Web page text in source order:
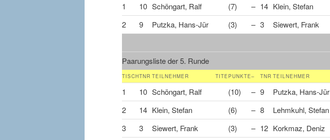
1 10 Schöngart, Ralf (7) – 14 Klein, Stefan
2
9 Putzka, Hans-Jür (3) – 3 Siewert, Frank
Paarungsliste der 5. Runde
TISCHTNR TEILNEHMER TITE PUNKTE– TNR TEILNEHMER
1 10 Schöngart, Ralf (10) – 9 Putzka, Hans-Jür
2
14 Klein, Stefan (6) – 8 Lehmkuhl, Stefan
3
3 Siewert, Frank (3) – 12 Korkmaz, Deniz